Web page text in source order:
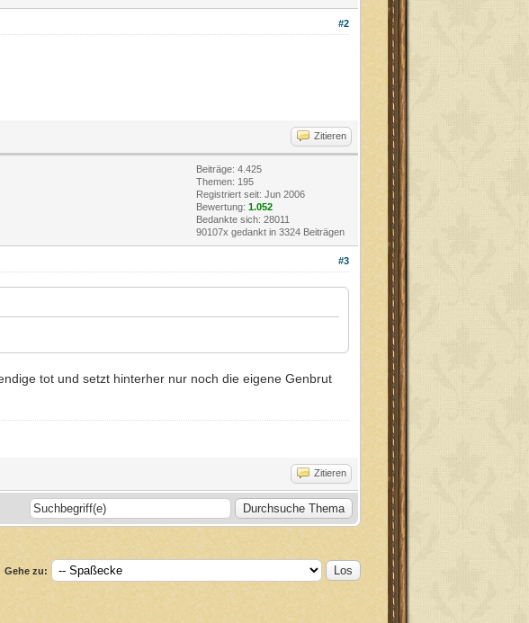
#2
Zitieren
Beiträge: 4.425
Themen: 195
Registriert seit: Jun 2006
Bewertung: 1.052
Bedankte sich: 28011
90107x gedankt in 3324 Beiträgen
#3
tot und setzt hinterher nur noch die eigene Genbrut
Zitieren
Gehe zu: